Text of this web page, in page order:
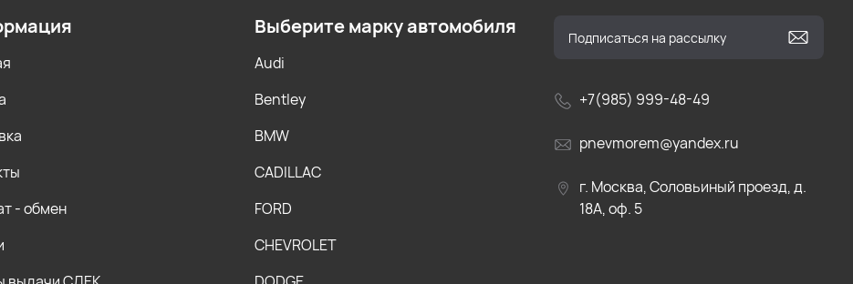
+7(985) 999-48-49
pnevmorem@yandex.ru
г. Москва, Соловьиный проезд, д.
18А, оф. 5
- обмен
Выберите марку автомобиля
Audi
Bentley
BMW
CADILLAC
FORD
CHEVROLET